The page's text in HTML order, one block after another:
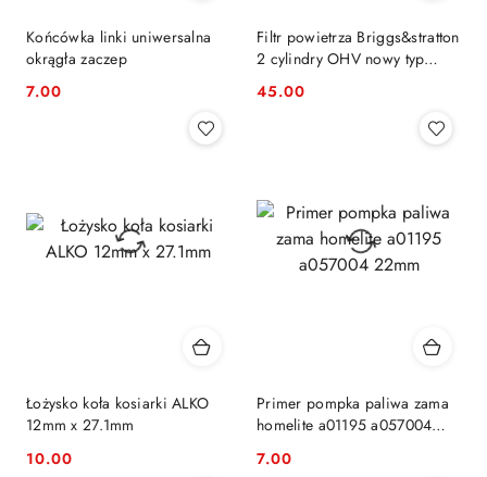
Końcówka linki uniwersalna
okrągła zaczep
Cena:
7.00
Filtr powietrza Briggs&stratton
2 cylindry OHV nowy typ
Everest
Cena:
45.00
Łożysko koła kosiarki ALKO
12mm x 27.1mm
Cena:
10.00
Primer pompka paliwa zama
homelite a01195 a057004
Cena:
7.00